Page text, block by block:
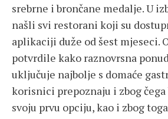
srebrne i brončane medalje. U
našli svi restorani koji su
aplikaciji duže od šest mjeseci.
potvrdile kako raznovrsna
uključuje najbolje s domaće
korisnici prepoznaju i zbog
svoju prvu opciju, kao i zbog